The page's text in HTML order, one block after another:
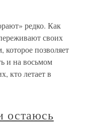
редко. Как
своих
которое позволяет
и на восьмом
кто летает в
остаюсь